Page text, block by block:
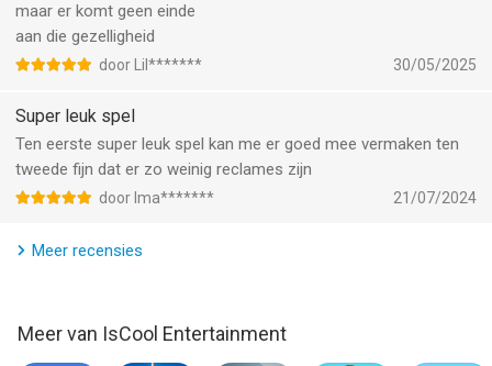
maar er komt geen einde
aan die gezelligheid
door Lil******* 30/05/2025
Super leuk spel
Ten eerste super leuk spel kan me er goed mee vermaken ten
tweede fijn dat er zo weinig reclames zijn
door Ima******* 21/07/2024
Meer recensies
Meer van IsCool Entertainment